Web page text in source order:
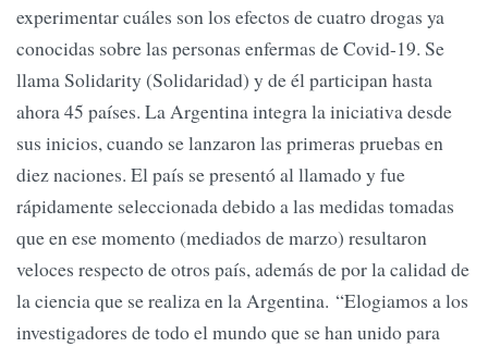
experimentar cuáles son los efectos de cuatro drogas ya
conocidas sobre las personas enfermas de Covid-19. Se
llama Solidarity (Solidaridad) y de él participan hasta
ahora 45 países. La Argentina integra la iniciativa desde
sus inicios, cuando se lanzaron las primeras pruebas en
diez naciones. El país se presentó al llamado y fue
rápidamente seleccionada debido a las medidas tomadas
que en ese momento (mediados de marzo) resultaron
veloces respecto de otros país, además de por la calidad de
la ciencia que se realiza en la Argentina. “Elogiamos a los
investigadores de todo el mundo que se han unido para